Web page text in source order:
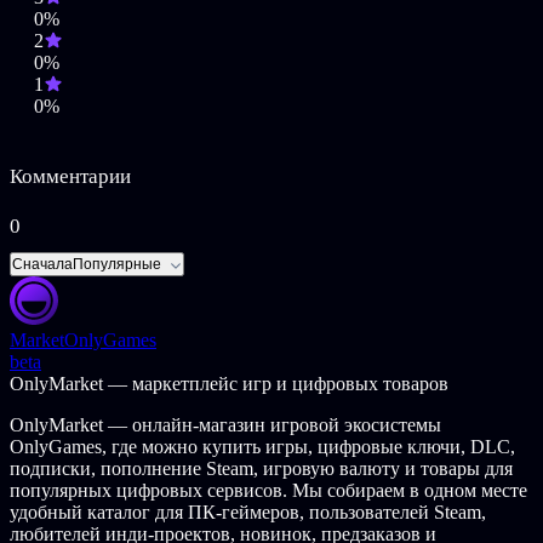
5 Предметов на спину
6 Аксессуаров
4 Эмоции
6 Наклеек
5 Рисунков
1200 Серебряных крон для траты в игровом магазине
2 Усилителя опыта по +25%
Внимание! Возвращение средств за оплату Паспорта
Эвилля недоступно. Также по завершению Сезона (25
января 2024 года) становится невозможным дальнейшее
его заполнение. Все предметы, полученные в процессе
заполнения Паспорта за Сезон останутся с вами и по его
завершению.
© 2021 VestGames GmbH. VestGames, Eville, and related logos
0%
2
0%
1
0%
Комментарии
0
СначалаПопулярные
MarketOnlyGames
beta
OnlyMarket — маркетплейс игр и цифровых товаров
OnlyMarket — онлайн-магазин игровой экосистемы
OnlyGames, где можно купить игры, цифровые ключи, DLC,
подписки, пополнение Steam, игровую валюту и товары для
популярных цифровых сервисов. Мы собираем в одном месте
удобный каталог для ПК-геймеров, пользователей Steam,
любителей инди-проектов, новинок, предзаказов и